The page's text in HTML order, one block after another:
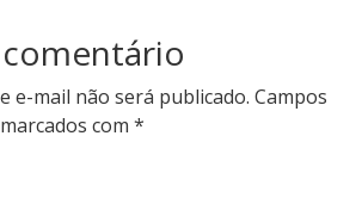
e-mail não será publicado. Campos
com *